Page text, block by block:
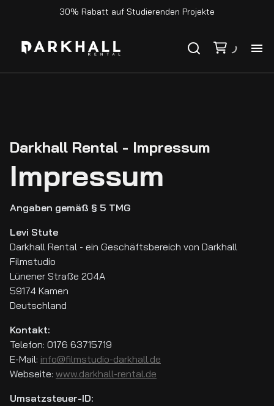
30% Rabatt auf Studierenden Projekte
Darkhall Rental - Impressum
Impressum
Angaben gemäß § 5 TMG
Levi Stute
Darkhall Rental - ein Geschäftsbereich von Darkhall
Filmstudio
Lünener Straße 204A
59174 Kamen
Deutschland
Kontakt:
Telefon: 0176 63715719
E-Mail: info@filmstudio-darkhall.de
Webseite: www.darkhall-rental.de
Umsatzsteuer-ID: